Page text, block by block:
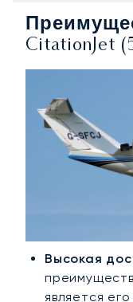
CitationJet
Высокая
является